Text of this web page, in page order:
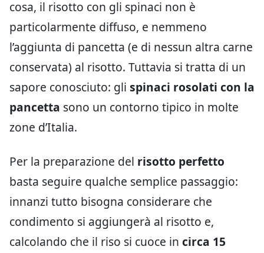
cosa, il risotto con gli spinaci non è
particolarmente diffuso, e nemmeno
l’aggiunta di pancetta (e di nessun altra carne
conservata) al risotto. Tuttavia si tratta di un
sapore conosciuto: gli spinaci rosolati con la
pancetta sono un contorno tipico in molte
zone d’Italia.
Per la preparazione del risotto perfetto
basta seguire qualche semplice passaggio:
innanzi tutto bisogna considerare che
condimento si aggiungerà al risotto e,
calcolando che il riso si cuoce in circa 15